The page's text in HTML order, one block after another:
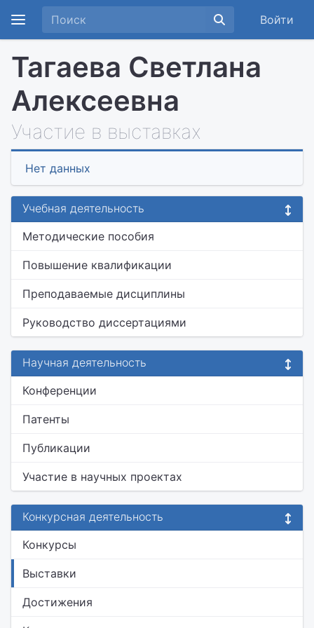
Войти
Тагаева Светлана
Алексеевна
Участие в выставках
Нет данных
Учебная деятельность
Методические пособия
Повышение квалификации
Преподаваемые дисциплины
Руководство диссертациями
Научная деятельность
Конференции
Патенты
Публикации
Участие в научных проектах
Конкурсная деятельность
Конкурсы
Выставки
Достижения